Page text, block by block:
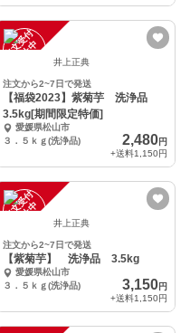
注
文
受
付
停
止
中 井上正典
注文から2~7日で発送
【福袋2023】紫菊芋 洗浄品
3.5kg[期間限定特価]
愛媛県松山市
３．５ｋｇ(洗浄品)
2,480円
+送料1,150円
注
文
受
付
停
止
中 井上正典
注文から2~7日で発送
【紫菊芋】 洗浄品 3.5kg
愛媛県松山市
３．５ｋｇ(洗浄品)
3,150円
+送料1,150円